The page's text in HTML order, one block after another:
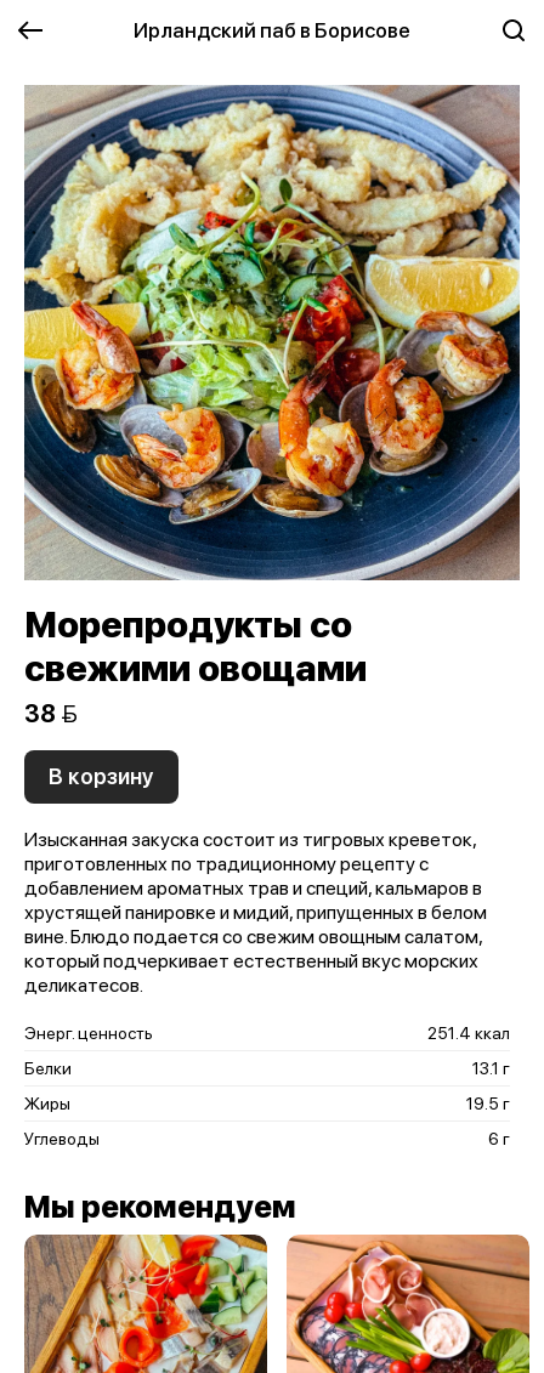
Ирландский паб в Борисове
Морепродукты со
свежими овощами
38 
В корзину
Изысканная закуска состоит из тигровых креветок,
приготовленных по традиционному рецепту с
добавлением ароматных трав и специй, кальмаров в
хрустящей панировке и мидий, припущенных в белом
вине. Блюдо подается со свежим овощным салатом,
который подчеркивает естественный вкус морских
деликатесов.
Энерг. ценность
251.4 ккал
Белки
13.1 г
Жиры
19.5 г
Углеводы
6 г
Мы рекомендуем